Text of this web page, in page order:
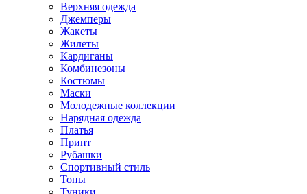
Верхняя одежда
Джемперы
Жакеты
Жилеты
Кардиганы
Комбинезоны
Костюмы
Маски
Молодежные коллекции
Нарядная одежда
Платья
Принт
Рубашки
Спортивный стиль
Топы
Туники